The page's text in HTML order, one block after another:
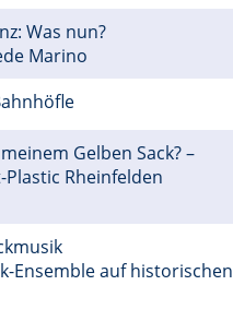
Was nun?
Marino
Gelben Sack? –
Rheinfelden
Ensemble auf historischen